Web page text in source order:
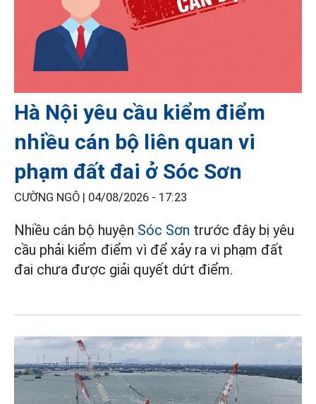
Hà Nội yêu cầu kiểm điểm
nhiều cán bộ liên quan vi
phạm đất đai ở Sóc Sơn
CƯỜNG NGÔ | 04/08/2026 - 17:23
Nhiều cán bộ huyện Sóc Sơn trước đây bị yêu
cầu phải kiểm điểm vì để xảy ra vi phạm đất
đai chưa được giải quyết dứt điểm.